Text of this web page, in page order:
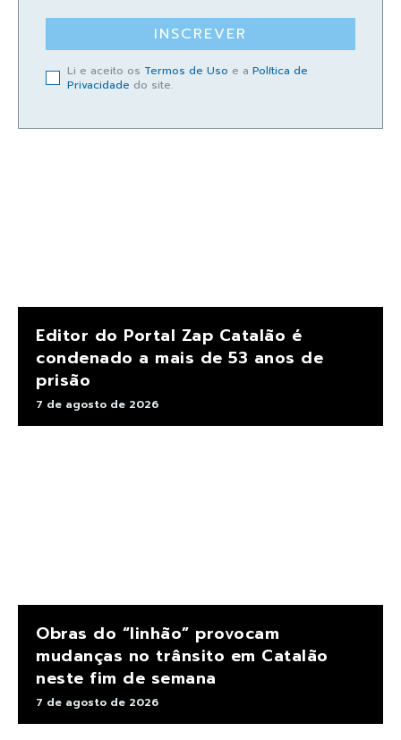
INSCREVER
Li e aceito os Termos de Uso e a Política de
Privacidade do site.
Editor do Portal Zap Catalão é
condenado a mais de 53 anos de
prisão
7 de agosto de 2026
Obras do “linhão” provocam
mudanças no trânsito em Catalão
neste fim de semana
7 de agosto de 2026